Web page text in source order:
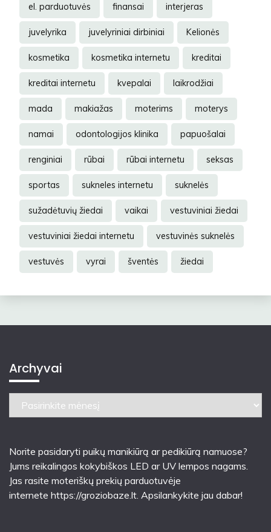
el. parduotuvės finansai interjeras
juvelyrika juvelyriniai dirbiniai Kelionės
kosmetika kosmetika internetu kreditai
kreditai internetu kvepalai laikrodžiai
mada makiažas moterims moterys
namai odontologijos klinika papuošalai
renginiai rūbai rūbai internetu seksas
sportas sukneles internetu suknelės
sužadėtuvių žiedai vaikai vestuviniai žiedai
vestuviniai žiedai internetu vestuvinės suknelės
vestuvės vyrai šventės žiedai
Archyvai
Archyvai
Norite pasidaryti puikų manikiūrą ar pedikiūrą namuose?
Jums reikalingos kokybiškos LED ar UV lempos nagams.
Jas rasite moteriškų prekių parduotuvėje
internete https://groziobaze.lt. Apsilankykite jau dabar!